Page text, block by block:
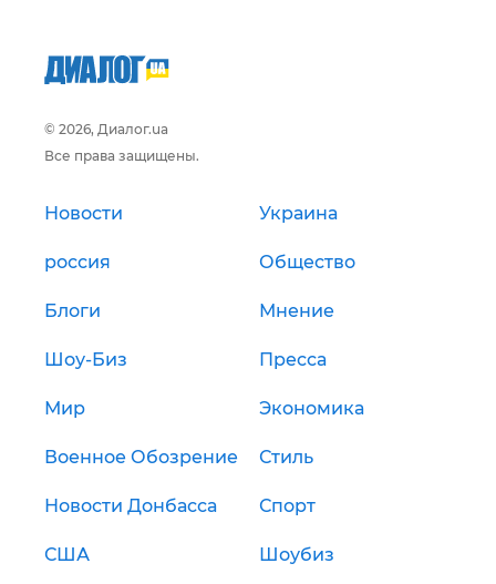
© 2026, Диалог.ua
Все права защищены.
Новости Украина
россия Общество
Блоги Мнение
Шоу-Биз Пресса
Мир Экономика
Военное Обозрение Стиль
Новости Донбасса Спорт
США Шоубиз